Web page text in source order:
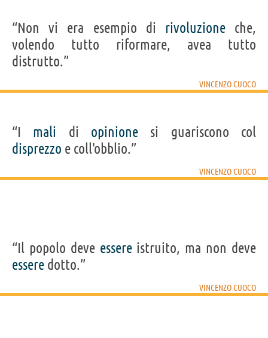
Personaggi affini perPROFESSIONE CONTENUTI
“Non vi era esempio di rivoluzioneche,
volendo tutto riformare, avea tutto
distrutto.”
VINCENZO CUOCO
“I mali di opinione si guariscono col
disprezzo e coll'obblio.”
VINCENZO CUOCO
“Il popolo deve essereistruito, ma non deve
essere dotto.”
VINCENZO CUOCO